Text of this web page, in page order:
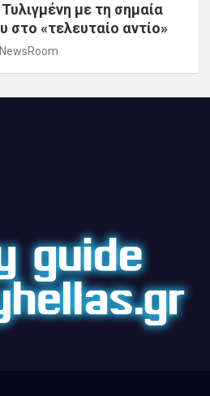
με τη σημαία
στο «τελευταίο αντίο»
NewsRoom